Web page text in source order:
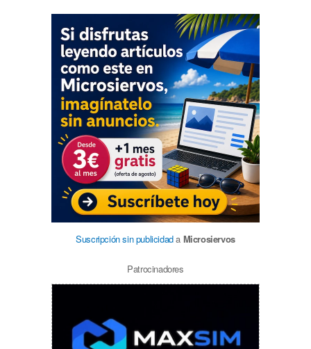
Suscripción sin publicidada Microsiervos
Patrocinadores